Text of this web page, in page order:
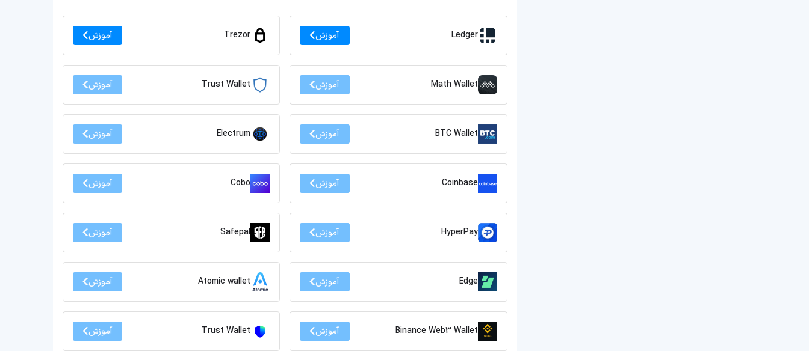
Ledger آموزش Trezor آموزش
Math Wallet آموزش Trust Wallet آموزش
BTC Wallet آموزش Electrum آموزش
Coinbase آموزش Cobo آموزش
HyperPay آموزش Safepal آموزش
Edge آموزش Atomic wallet آموزش
Binance Web3 Wallet آموزش Trust Wallet آموزش